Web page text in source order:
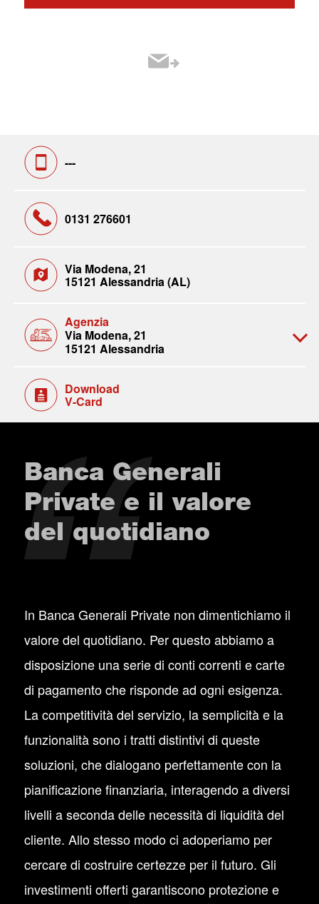
---
0131 276601
Via Modena, 21
15121 Alessandria (AL)
Agenzia
Via Modena, 21
15121 Alessandria
Download
V-Card
Banca Generali
Private e il valore
del quotidiano
In Banca Generali Private non dimentichiamo il
valore del quotidiano. Per questo abbiamo a
disposizione una serie di conti correnti e carte
di pagamento che risponde ad ogni esigenza.
La competitività del servizio, la semplicità e la
funzionalità sono i tratti distintivi di queste
soluzioni, che dialogano perfettamente con la
pianificazione finanziaria, interagendo a diversi
livelli a seconda delle necessità di liquidità del
cliente. Allo stesso modo ci adoperiamo per
cercare di costruire certezze per il futuro. Gli
investimenti offerti garantiscono protezione e